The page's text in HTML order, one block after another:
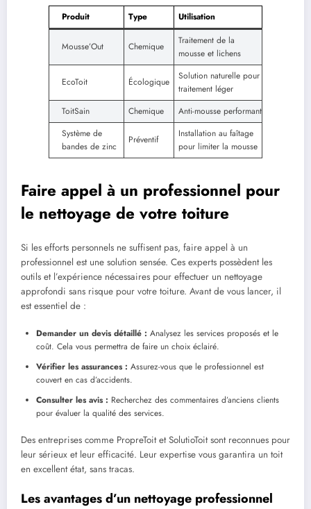
Produit Type Utilisation
Mousse’Out Chemique
Traitement de la
mousse et lichens
EcoToit Écologique
Solution naturelle pour
traitement léger
ToitSain
Chemique
Anti-mousse performant
Système de
bandes de zinc
Préventif
Installation au faîtage
pour limiter la mousse
Faire appel à un professionnel pour
le nettoyage de votre toiture
Si les efforts personnels ne suffisent pas, faire appel à un
professionnel est une solution sensée. Ces experts possèdent les
outils et l’expérience nécessaires pour effectuer un nettoyage
approfondi sans risque pour votre toiture. Avant de vous lancer, il
est essentiel de :
Demander un devis détaillé : Analysez les services proposés et le
coût. Cela vous permettra de faire un choix éclairé.
Vérifier les assurances : Assurez-vous que le professionnel est
couvert en cas d’accidents.
Consulter les avis : Recherchez des commentaires d’anciens clients
pour évaluer la qualité des services.
Des entreprises comme PropreToit et SolutioToit sont reconnues pour
leur sérieux et leur efficacité. Leur expertise vous garantira un toit
en excellent état, sans tracas.
Les avantages d’un nettoyage professionnel